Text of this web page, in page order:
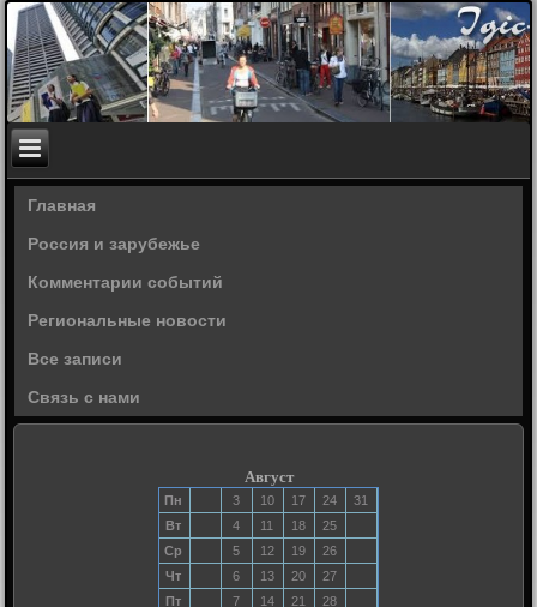
Главная
Россия и зарубежье
Комментарии событий
Региональные новости
Все записи
Связь с нами
Август
Пн 3 10 17 24
31
Вт
4 11 18
25
Ср
5 12 19
26
Чт
6 13 20
27
Пт
7 14 21
28